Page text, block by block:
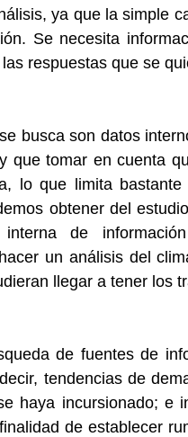
ya que la simple
Se necesita
respuestas que se
busca son datos
que tomar en cuenta
lo que limita
obtener del
de
un análisis del
llegar a tener los
de fuentes de
tendencias de
haya incursionado; e
de establecer